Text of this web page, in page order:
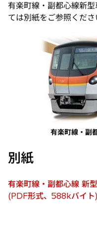
有楽町線・副都心線新
ては別紙をご参照くださ
有楽町線・副
別紙
有楽町線・副都心線 新
(PDF形式、588kバイト)